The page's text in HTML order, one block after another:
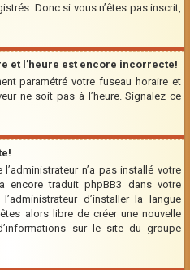
Donc si vous n’êtes pas inscrit,
et l’heure est encore incorrecte!
paramétré votre fuseau horaire et
ne soit pas à l’heure. Signalez ce
n’a pas installé votre
encore traduit phpBB3 dans votre
d’installer la langue
alors libre de créer une nouvelle
sur le site du groupe